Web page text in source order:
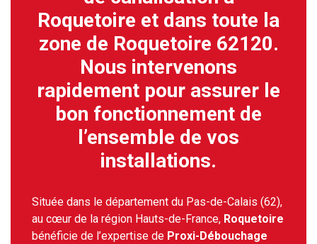
Roquetoire et dans toute la
zone de Roquetoire 62120.
Nous intervenons
rapidement pour assurer le
bon fonctionnement de
l’ensemble de vos
installations.
Située dans le département du Pas-de-Calais (62),
au cœur de la région Hauts-de-France, Roquetoire
bénéficie de l’expertise de Proxi-Débouchage